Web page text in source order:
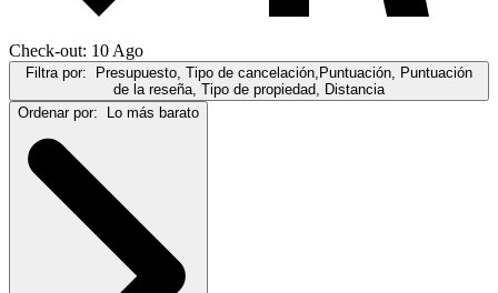
Check-out: 10 Ago
Filtra por:
Presupuesto, Tipo de cancelación,Puntuación, Puntuación
de la reseña, Tipo de propiedad, Distancia
Ordenar por:
Lo más barato